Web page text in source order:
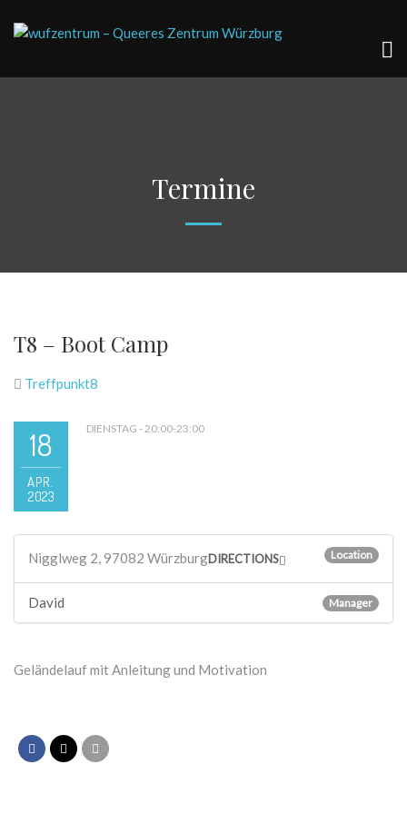
Termine
T8 – Boot Camp
Treffpunkt8
18
APR.
2023
DIENSTAG - 20:00-23:00
Nigglweg 2, 97082 Würzburg Location
DIRECTIONS
David Manager
Geländelauf mit Anleitung und Motivation